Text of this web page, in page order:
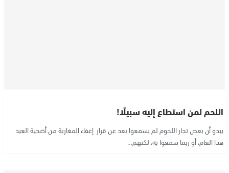
اللحم لمن استطاع إليه سبيلًا!
يبدو أن بعض تجار اللحوم لم يسمعوا بعد عن قرار إعفاء المغاربة من أضحية العيد
هذا العام، أو ربما سمعوا به، لكنهم…